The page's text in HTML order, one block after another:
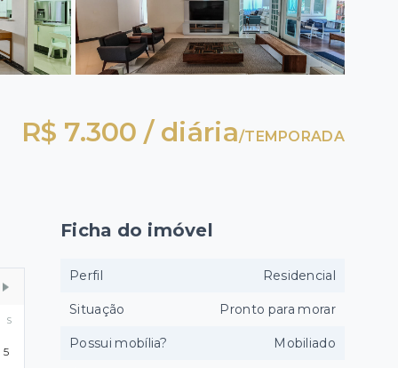
R$ 7.300 / diária/TEMPORADA
S
5
Ficha do imóvel
Perfil Residencial
Situação Pronto para morar
Possui mobília? Mobiliado